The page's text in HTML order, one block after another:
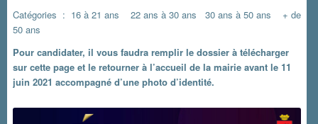
Catégories : 16 à 21 ans 22 ans à 30 ans 30 ans à 50 ans + de
50 ans
Pour candidater, il vous faudra remplir le dossier à télécharger
sur cette page et le retourner à l’accueil de la mairie avant le 11
juin 2021 accompagné d’une photo d’identité.